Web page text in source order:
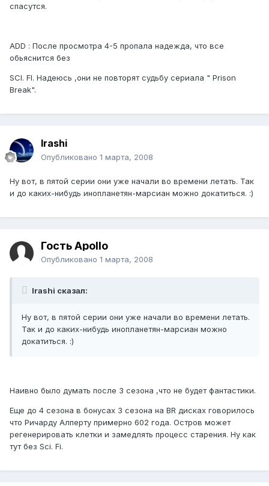
спасутся.
ADD : После просмотра 4-5 пропала надежда, что все
обьяснится без
SCI. FI. Надеюсь ,они не повторят судьбу сериала " Prison
Break".
Irashi
Опубликовано 1 марта, 2008
Ну вот, в пятой серии они уже начали во времени летать. Так
и до каких-нибудь инопланетян-марсиан можно докатиться. :)
Гость Apollo
Опубликовано 1 марта, 2008
Irashi сказал:
Ну вот, в пятой серии они уже начали во времени летать.
Так и до каких-нибудь инопланетян-марсиан можно
докатиться. :)
Наивно было думать после 3 сезона ,что не будет фантастики.
Еще до 4 сезона в бонусах 3 сезона на BR дисках говорилось
что Ричарду Алперту примерно 602 года. Остров может
регенерировать клетки и замедлять процесс старения. Ну как
тут без Sci. Fi.